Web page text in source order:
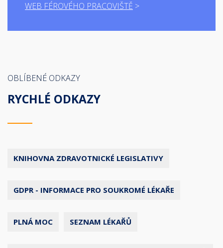
WEB FÉROVÉHO PRACOVIŠTĚ
OBLÍBENÉ ODKAZY
RYCHLÉ ODKAZY
KNIHOVNA ZDRAVOTNICKÉ LEGISLATIVY
GDPR - INFORMACE PRO SOUKROMÉ LÉKAŘE
PLNÁ MOC SEZNAM LÉKAŘŮ